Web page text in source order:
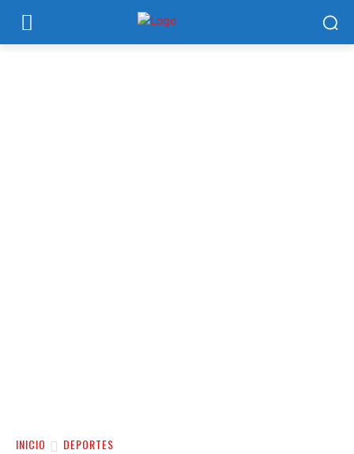
INICIO DEPORTES